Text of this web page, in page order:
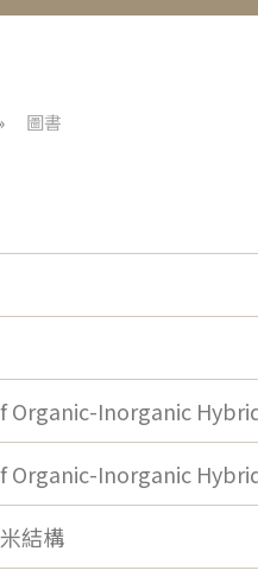
圖書
Organic-Inorganic
Organic-Inorganic
結構